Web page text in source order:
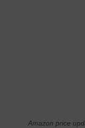
Amazon price